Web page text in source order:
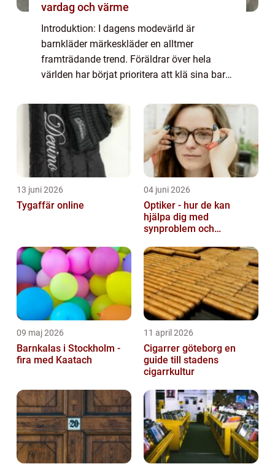
vardag och värme
Introduktion: I dagens modevärld är
barnkläder märkeskläder en alltmer
framträdande trend. Föräldrar över hela
världen har börjat prioritera att klä sina barn
I denna artikel kommer vi att ge en grundlig
öve...
13 juni 2026
Tygaffär online
04 juni 2026
Optiker - hur de kan
hjälpa dig med
synproblem och
09 maj 2026
Barnkalas i Stockholm -
fira med Kaatach
11 april 2026
Cigarrer göteborg en
guide till stadens
cigarrkultur